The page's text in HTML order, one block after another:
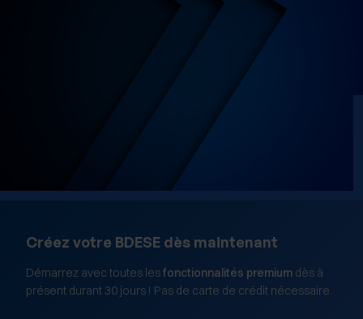
Créez votre BDESE dès maintenant
Démarrez avec toutes lesfonctionnalités premium dès à
présent durant 30 jours ! Pas de carte de crédit nécessaire.